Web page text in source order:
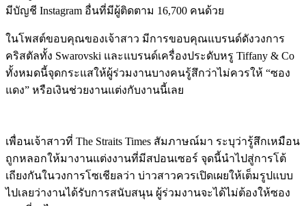
มีบัญชี Instagram อื่นที่มีผู้ติดตาม 16,700 คนด้วย
ในโพสต์ขอบคุณของเจ้าสาว มีการขอบคุณแบรนด์ดังวงการ
คริสตัลทั้ง Swarovski และแบรนด์เครื่องประดับหรู Tiffany & Co
ทั้งหมดนี้จุดกระแสให้ผู้ร่วมงานบางคนรู้สึกว่าไม่ควรให้ “ซอง
แดง” หรือเงินช่วยงานแต่งกับงานนี้เลย
เพื่อนเจ้าสาวที่ The Straits Times สัมภาษณ์มา ระบุว่ารู้สึกเหมือน
ถูกหลอกให้มางานแต่งงานที่มีสปอนเซอร์ จุดนี้นำไปสู่การโต้
เถียงกันในวงการโซเชียลว่า บ่าวสาวควรเปิดเผยให้เต็มรูปแบบ
ไปเลยว่างานได้รับการสนับสนุน ผู้ร่วมงานจะได้ไม่ต้องให้ซอง